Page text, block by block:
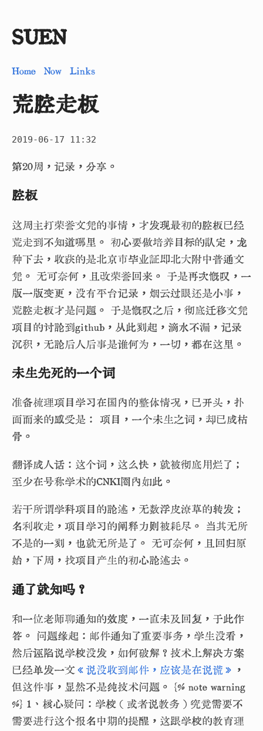
SUEN
Home Now Links
荒腔走板
2019-06-17 11:32
第20周，记录，分享。
腔板
这周主打荣誉文凭的事情，才发现最初的腔板已经
荒走到不知道哪里。 初心要做培养目标的认定，龙
种下去，收获的是北京市毕业证即北大附中普通文
凭。 无可奈何，且改荣誉回来。 于是再次慨叹，一
版一版变更，没有平台记录，烟云过眼还是小事，
荒腔走板才是问题。 于是慨叹之后，彻底迁移文凭
项目的讨论到github，从此刻起，滴水不漏，记录
沉积，无论后人后事是谁何为，一切，都在这里。
未生先死的一个词
准备梳理项目学习在国内的整体情况，已开头，扑
面而来的感受是： 项目，一个未生之词，却已成枯
骨。
翻译成人话：这个词，这么快，就被彻底用烂了；
至少在号称学术的CNKI圈内如此。
若干所谓学科项目的论述，无数浮皮潦草的转发；
名利收走，项目学习的阐释力则被耗尽。 当其无所
不是的一刻，也就无所是了。 无可奈何，且回归原
始，下周，找项目产生的初心论述去。
通了就知吗？
和一位老师聊通知的效度，一直未及回复，于此作
答。 问题缘起：邮件通知了重要事务，学生没看，
然后诬陷说学校没发，如何破解？技术上解决方案
已经单发一文 《说没收到邮件，应该是在说谎》 ，
但这件事，显然不是纯技术问题。 {% note warning
%} 1、核心疑问：学校（或者说教务）究竟需要不
需要进行这个报名中期的提醒，这跟学校的教育理